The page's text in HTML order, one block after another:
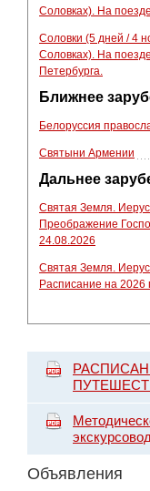
Соловках). На
Соловки (5 дней / 4
Соловках). На
Петербурга.
Ближнее
Белоруссия
Святыни Армении
Дальнее
Святая Земля.
Преображение
24.08.2026
Святая Земля.
Расписание на 2026
Объявления